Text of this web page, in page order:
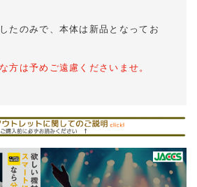
たのみで、本体は新品となってお
方は予めご遠慮くださいませ。